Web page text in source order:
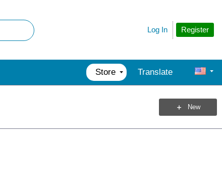
Register
Log In
Store Translate
New